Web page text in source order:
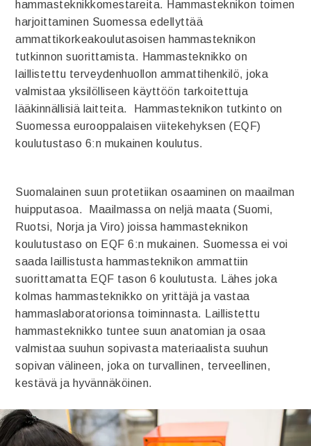
hammasteknikkomestareita. Hammasteknikon toimen
harjoittaminen Suomessa edellyttää
ammattikorkeakoulutasoisen hammasteknikon
tutkinnon suorittamista. Hammasteknikko on
laillistettu terveydenhuollon ammattihenkilö, joka
valmistaa yksilölliseen käyttöön tarkoitettuja
lääkinnällisiä laitteita. Hammasteknikon tutkinto on
Suomessa eurooppalaisen viitekehyksen (EQF)
koulutustaso 6:n mukainen koulutus.
Suomalainen suun protetiikan osaaminen on maailman
huipputasoa. Maailmassa on neljä maata (Suomi,
Ruotsi, Norja ja Viro) joissa hammasteknikon
koulutustaso on EQF 6:n mukainen. Suomessa ei voi
saada laillistusta hammasteknikon ammattiin
suorittamatta EQF tason 6 koulutusta. Lähes joka
kolmas hammasteknikko on yrittäjä ja vastaa
hammaslaboratorionsa toiminnasta. Laillistettu
hammasteknikko tuntee suun anatomian ja osaa
valmistaa suuhun sopivasta materiaalista suuhun
sopivan välineen, joka on turvallinen, terveellinen,
kestävä ja hyvännäköinen.